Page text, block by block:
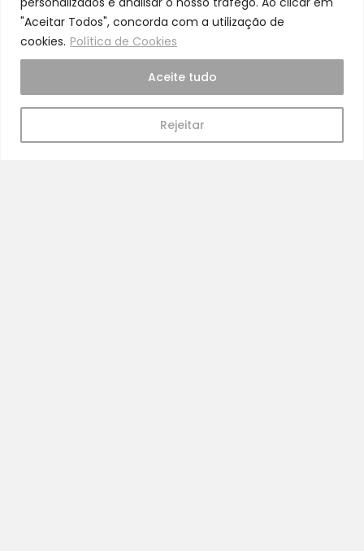
"Aceitar Todos", concorda com a utilização de
cookies. Política de Cookies
Rejeitar
Aceite tudo
Pra Mamã
Gravidez e Maternidade | Tudo para o seu Bebé |
| Hora de Dormir | Hora do Banho | Hora de Passear
Aleitamento e amamentação